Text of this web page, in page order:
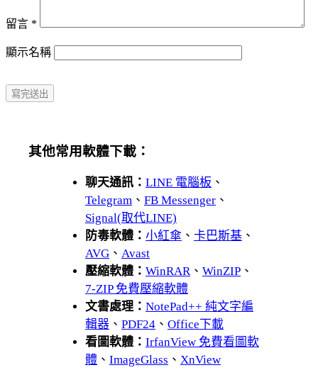
留言 *
顯示名稱
其他常用軟體下載：
聊天通訊： LINE 電腦板 、
Telegram 、 FB Messenger 、
Signal(取代LINE)
防毒軟體： 小紅傘 、 卡巴斯基 、
AVG 、 Avast
壓縮軟體： WinRAR、 WinZIP 、
7-ZIP 免費壓縮軟體
文書處理： NotePad++ 純文字編
輯器 、 PDF24 、 Office下載
看圖軟體： IrfanView 免費看圖軟
體 、 ImageGlass 、 XnView